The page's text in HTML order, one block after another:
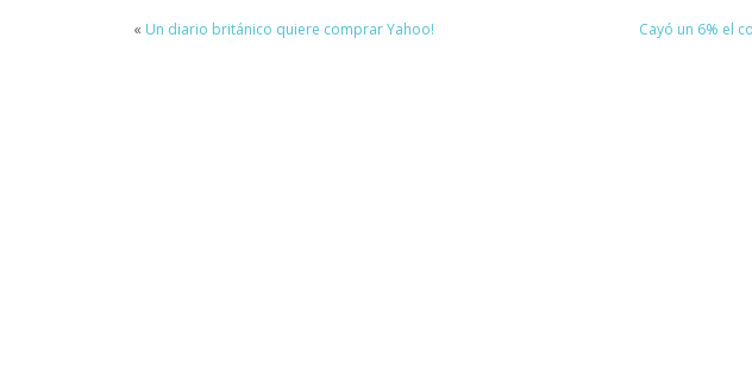
« Un diario británico quiere comprar Yahoo! Cayó un 6% el